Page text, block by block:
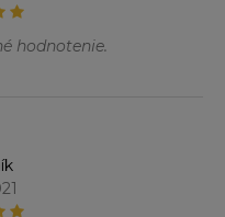
hodnotenie.